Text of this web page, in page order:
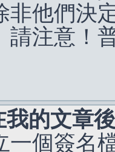
非他們決
請注意！
的文章
一個簽名